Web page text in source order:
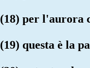
(18) per l'aurora
(19) questa è la